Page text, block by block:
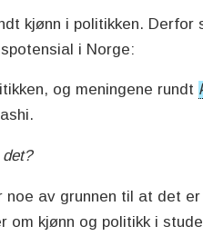
kjønn i politikken.
i Norge:
og meningene rundt
det?
av grunnen til at det
om kjønn og politikk i